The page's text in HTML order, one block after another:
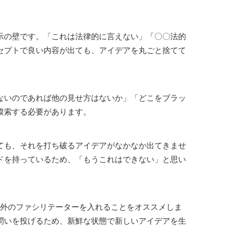
壁です。「これは法律的に言えない」「〇〇法的
トで良い内容が出ても、アイデアを丸ごと捨てて
のであれば他の見せ方はないか」「どこをブラッ
する必要があります。
、それを打ち破るアイデアがなかなか出てきませ
持っているため、「もうこれはできない」と思い
のファシリテーターを入れることをオススメしま
を投げるため、新鮮な状態で新しいアイデアを生